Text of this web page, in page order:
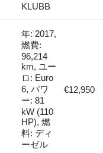
KLUBB
年: 2017,
燃費:
96,214
km, ユー
ロ: Euro
6, パワ
ー: 81
kW (110
HP), 燃
料: ディ
ーゼル
€12,950